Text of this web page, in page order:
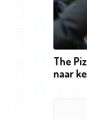
The
naar